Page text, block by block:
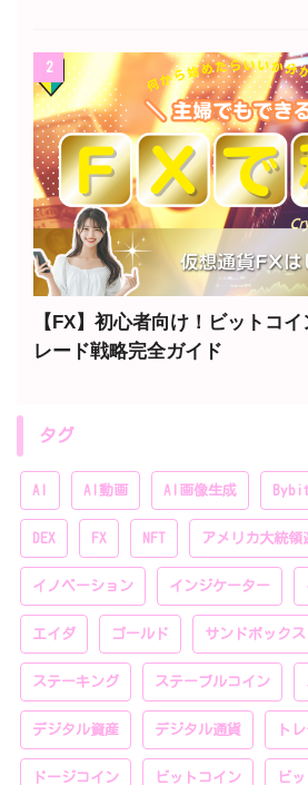
2
【FX】初心者向け！ビットコ
レード戦略完全ガイド
タグ
AI AI動画 AI画像生成 Bybit
DEX FX NFT アメリカ大統領
イノベーション インジケーター
エイダ ゴールド サンドボックス
ステーキング ステーブルコイン
デジタル資産 デジタル通貨 ト
ドージコイン ビットコイン ビ